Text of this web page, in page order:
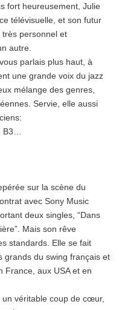
fort heureusement, Julie
télévisuelle, et son futur
personnel et
autre.
parlais plus haut, à
une grande voix du jazz
mélange des genres,
Servie, elle aussi
sur la scène du
avec Sony Music
deux singles, “Dans
Mais son rêve
standards. Elle se fait
grands du swing français et
France, aux USA et en
un véritable coup de cœur,